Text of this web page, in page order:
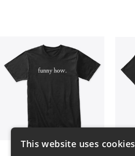
This website uses cookies